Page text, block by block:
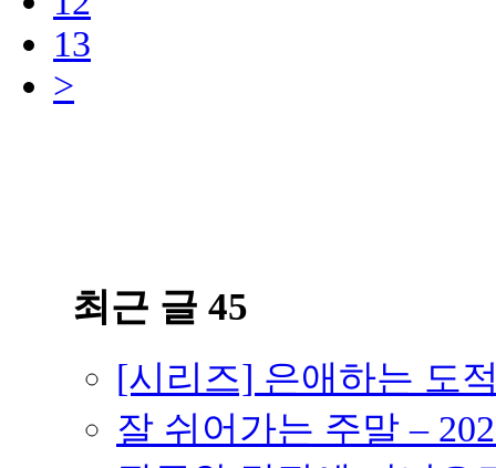
13
>
최근 글 45
[시리즈] 은애하는 도
잘 쉬어가는 주말 –